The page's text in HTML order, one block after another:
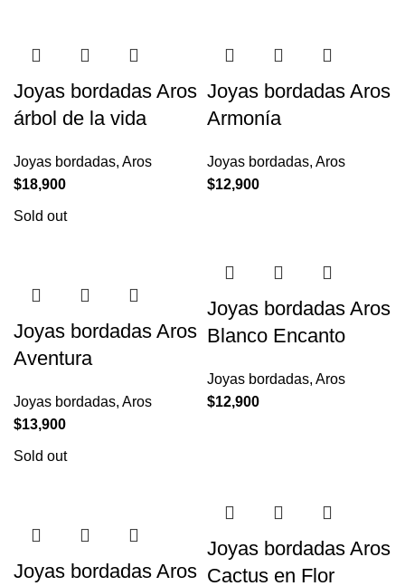
Joyas bordadas Aros
árbol de la vida
Joyas bordadas, Aros
$18,900
Joyas bordadas Aros
Armonía
Joyas bordadas, Aros
$12,900
Sold out
Joyas bordadas Aros
Aventura
Joyas bordadas, Aros
$13,900
Joyas bordadas Aros
Blanco Encanto
Joyas bordadas, Aros
$12,900
Sold out
Joyas bordadas Aros
Joyas bordadas Aros
Cactus en Flor